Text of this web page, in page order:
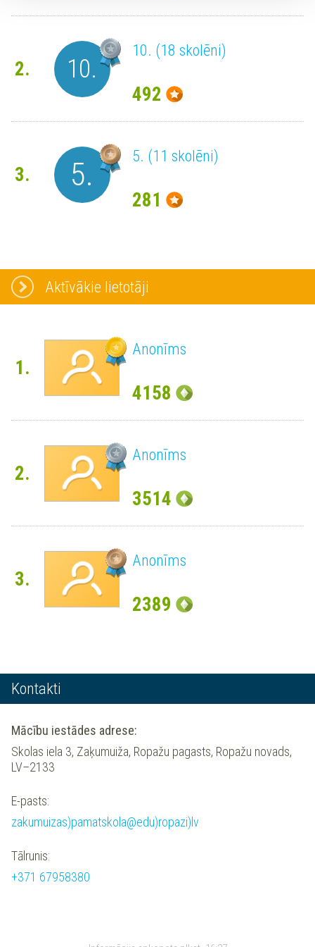
2. 10.
10. (18 skolēni)
492
3. 5. 5. (11 skolēni)
281
Aktīvākie lietotāji
1.
Anonīms
4158
2.
Anonīms
3514
3.
Anonīms
2389
Kontakti
Mācību iestādes adrese:
Skolas iela 3, Zaķumuiža, Ropažu pagasts, Ropažu novads,
LV–2133
E-pasts:
zakumuizas)pamatskola@edu)ropazi)lv
Tālrunis:
+371 67958380